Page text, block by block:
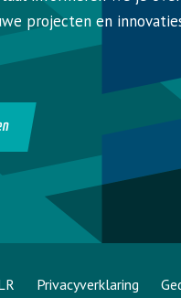
projecten en
Privacyverklaring